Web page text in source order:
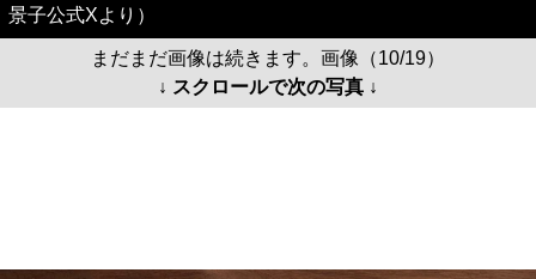
景子公式Xより）
まだまだ画像は続きます。画像（10/19）
↓ スクロールで次の写真 ↓